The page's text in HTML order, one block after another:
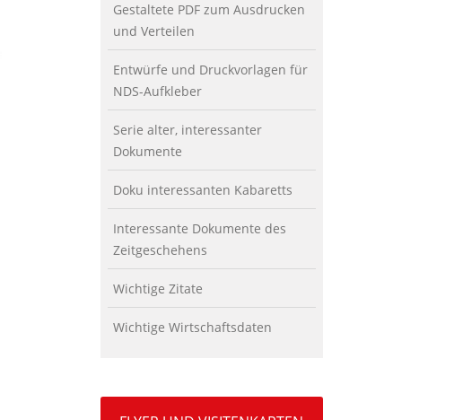
Gestaltete PDF zum Ausdrucken
und Verteilen
Entwürfe und Druckvorlagen für
NDS-Aufkleber
Serie alter, interessanter
Dokumente
Doku interessanten Kabaretts
Interessante Dokumente des
Zeitgeschehens
Wichtige Zitate
Wichtige Wirtschaftsdaten